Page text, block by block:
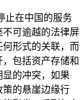
止在中国的服务
可逾越的法律屏
形式的关联，而
包括资产存储和
的冲突，如果
策的悬崖边缘行